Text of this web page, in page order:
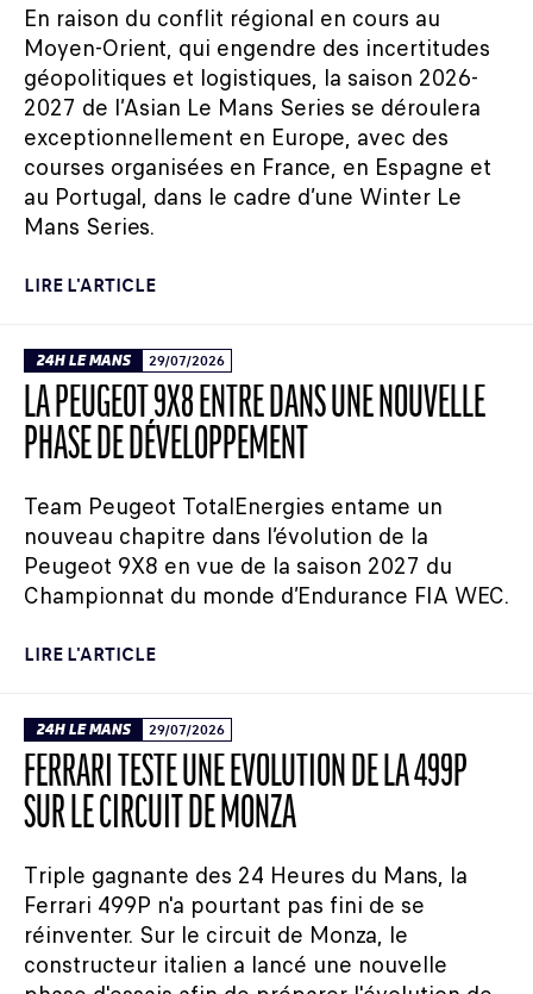
En raison du conflit régional en cours au
Moyen-Orient, qui engendre des incertitudes
géopolitiques et logistiques, la saison 2026-
2027 de l’Asian Le Mans Series se déroulera
exceptionnellement en Europe, avec des
courses organisées en France, en Espagne et
au Portugal, dans le cadre d’une Winter Le
Mans Series.
LIRE L'ARTICLE
24H LE MANS 29/07/2026
LA PEUGEOT 9X8 ENTRE DANS UNE NOUVELLE
PHASE DE DÉVELOPPEMENT
Team Peugeot TotalEnergies entame un
nouveau chapitre dans l’évolution de la
Peugeot 9X8 en vue de la saison 2027 du
Championnat du monde d’Endurance FIA WEC.
LIRE L'ARTICLE
24H LE MANS 29/07/2026
FERRARI TESTE UNE ÉVOLUTION DE LA 499P
SUR LE CIRCUIT DE MONZA
Triple gagnante des 24 Heures du Mans, la
Ferrari 499P n'a pourtant pas fini de se
réinventer. Sur le circuit de Monza, le
constructeur italien a lancé une nouvelle